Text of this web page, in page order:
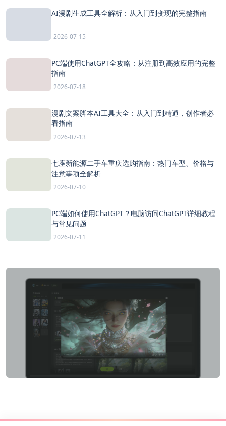
AI漫剧生成工具全解析：从入门到变现的完整指南
2026-07-15
PC端使用ChatGPT全攻略：从注册到高效应用的完整
指南
2026-07-18
漫剧文案脚本AI工具大全：从入门到精通，创作者必
看指南
2026-07-13
七座新能源二手车重庆选购指南：热门车型、价格与
注意事项全解析
2026-07-10
PC端如何使用ChatGPT？电脑访问ChatGPT详细教程
与常见问题
2026-07-11